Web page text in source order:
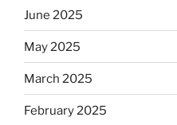
June 2025
May 2025
March 2025
February 2025